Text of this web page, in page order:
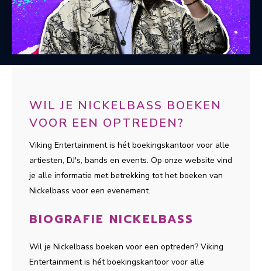
WIL JE NICKELBASS BOEKEN
VOOR EEN OPTREDEN?
Viking Entertainment is hét boekingskantoor voor alle
artiesten, DJ's, bands en events. Op onze website vind
je alle informatie met betrekking tot het boeken van
Nickelbass voor een evenement.
BIOGRAFIE NICKELBASS
Wil je Nickelbass boeken voor een optreden? Viking
Entertainment is hét boekingskantoor voor alle